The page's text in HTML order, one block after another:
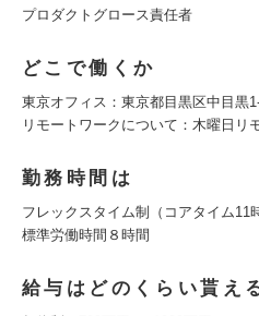
プロダクトグロース責任者
どこで働くか
東京オフィス：東京都目黒区中目黒
リモートワークについて：木曜日リ
勤務時間は
フレックスタイム制（コアタイム11
標準労働時間８時間
給与はどのくらい貰え